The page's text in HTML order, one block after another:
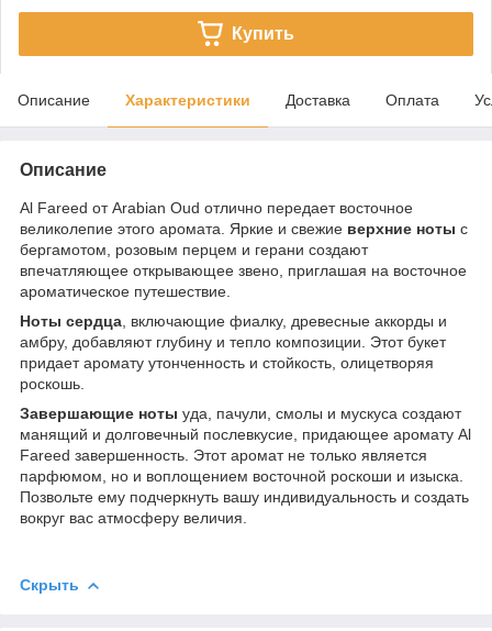
Купить
Описание Характеристики Доставка Оплата
Описание
Al Fareed от Arabian Oud отлично передает восточное
великолепие этого аромата. Яркие и свежие верхние ноты с
бергамотом, розовым перцем и герани создают
впечатляющее открывающее звено, приглашая на восточное
ароматическое путешествие.
Ноты сердца , включающие фиалку, древесные аккорды и
амбру, добавляют глубину и тепло композиции. Этот букет
придает аромату утонченность и стойкость, олицетворяя
роскошь.
Завершающие ноты уда, пачули, смолы и мускуса создают
манящий и долговечный послевкусие, придающее аромату Al
Fareed завершенность. Этот аромат не только является
парфюмом, но и воплощением восточной роскоши и изыска.
Позвольте ему подчеркнуть вашу индивидуальность и создать
вокруг вас атмосферу величия.
Скрыть